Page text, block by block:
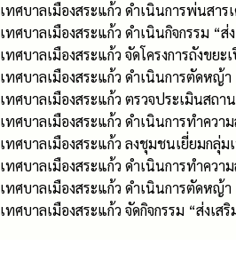
เทศบาลเมืองสระแก้ว ดำเนินการพ่นสา
เทศบาลเมืองสระแก้ว ดำเนินกิจกรรม “
เทศบาลเมืองสระแก้ว จัดโครงการถังขยะ
เทศบาลเมืองสระแก้ว ดำเนินการตัดหญ้า
เทศบาลเมืองสระแก้ว ตรวจประเมินสถ
เทศบาลเมืองสระแก้ว ดำเนินการทำควา
เทศบาลเมืองสระแก้ว ลงชุมชนเยี่ยมกลุ่ม
เทศบาลเมืองสระแก้ว ดำเนินการทำควา
เทศบาลเมืองสระแก้ว ดำเนินการตัดหญ้า
เทศบาลเมืองสระแก้ว จัดกิจกรรม “ส่งเ